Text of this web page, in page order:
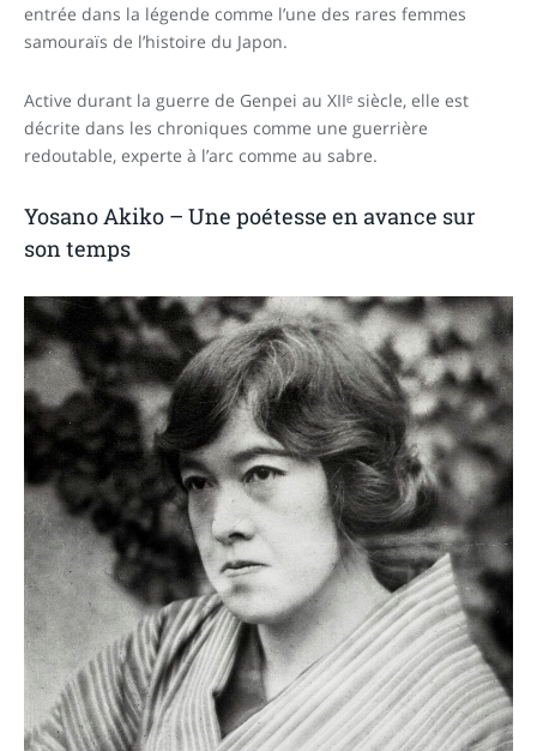
entrée dans la légende comme l’une des rares femmes
samouraïs de l’histoire du Japon.
Active durant la guerre de Genpei au XIIᵉ siècle, elle est
décrite dans les chroniques comme une guerrière
redoutable, experte à l’arc comme au sabre.
Yosano Akiko – Une poétesse en avance sur
son temps